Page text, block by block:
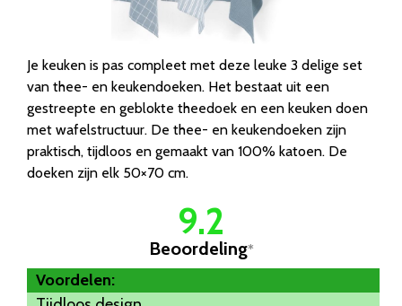
Je keuken is pas compleet met deze leuke 3 delige set
van thee- en keukendoeken. Het bestaat uit een
gestreepte en geblokte theedoek en een keuken doen
met wafelstructuur. De thee- en keukendoeken zijn
praktisch, tijdloos en gemaakt van 100% katoen. De
doeken zijn elk 50×70 cm.
9.2
Beoordeling*
Voordelen: